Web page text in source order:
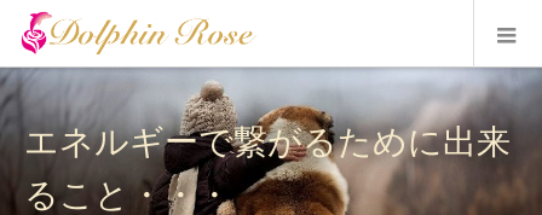
エネルギーで繋がるために出来
ること・・・